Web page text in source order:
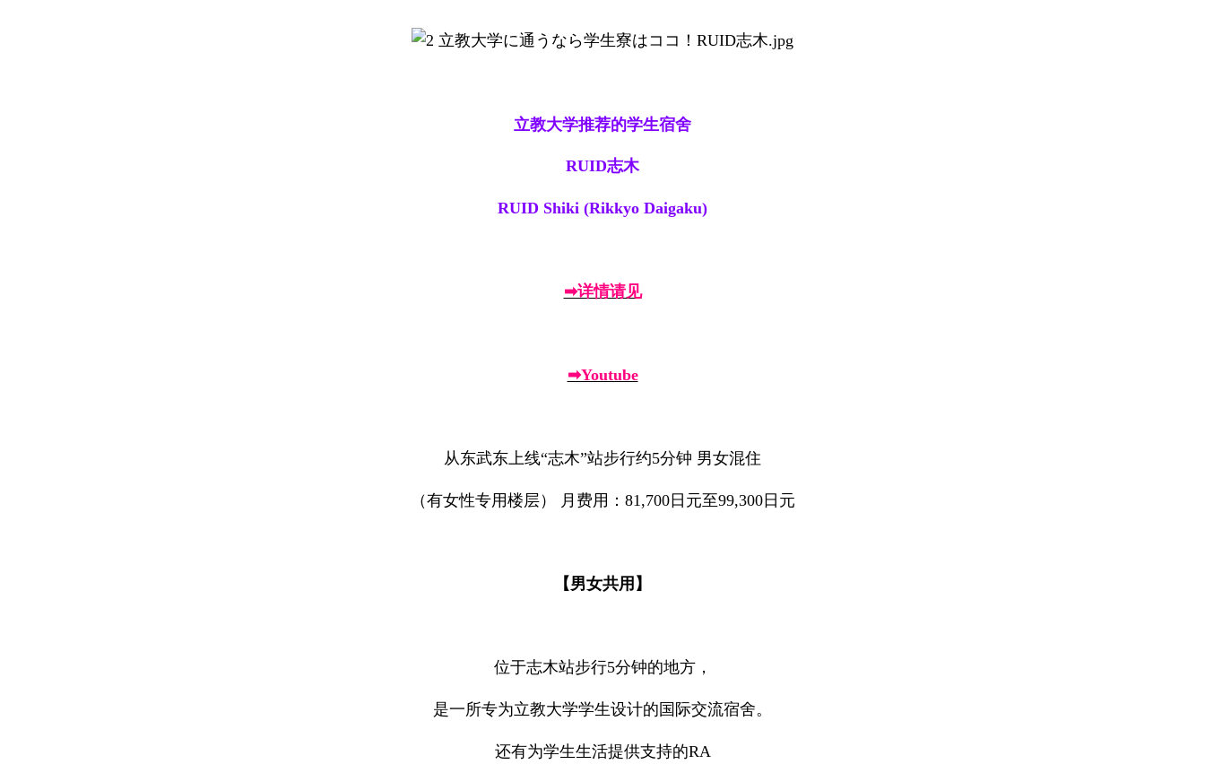
立教大学推荐的学生宿舍
RUID志木
RUID Shiki (Rikkyo Daigaku)
➡详情请见
➡Youtube
从东武东上线“志木”站步行约5分钟 男女混住
（有女性专用楼层） 月费用：81,700日元至99,300日元
【男女共用】
位于志木站步行5分钟的地方，
是一所专为立教大学学生设计的国际交流宿舍。
还有为学生生活提供支持的RA